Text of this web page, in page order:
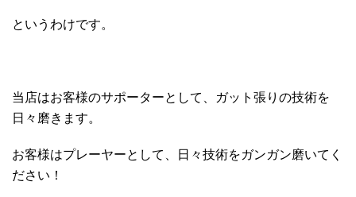
というわけです。
当店はお客様のサポーターとして、ガット張りの技術を
日々磨きます。
お客様はプレーヤーとして、日々技術をガンガン磨いてく
ださい！